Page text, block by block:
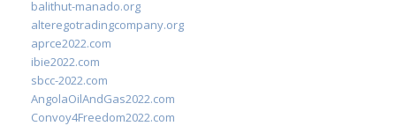
balithut-manado.org
alteregotradingcompany.org
aprce2022.com
ibie2022.com
sbcc-2022.com
AngolaOilAndGas2022.com
Convoy4Freedom2022.com